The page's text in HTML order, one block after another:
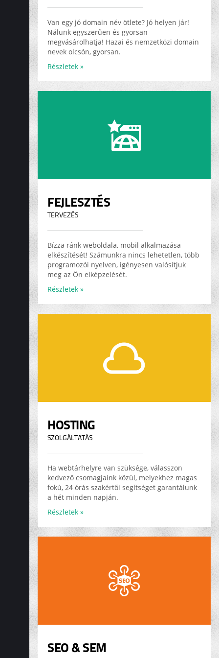
Van egy jó domain név ötlete? Jó helyen jár!
Nálunk egyszerűen és gyorsan
megvásárolhatja! Hazai és nemzetközi domain
nevek olcsón, gyorsan.
Részletek »
FEJLESZTÉS
TERVEZÉS
Bízza ránk weboldala, mobil alkalmazása
elkészítését! Számunkra nincs lehetetlen, több
programozói nyelven, igényesen valósítjuk
meg az Ön elképzelését.
Részletek »
HOSTING
SZOLGÁLTATÁS
Ha webtárhelyre van szüksége, válasszon
kedvező csomagjaink közül, melyekhez magas
fokú, 24 órás szakértői segítséget garantálunk
a hét minden napján.
Részletek »
SEO & SEM